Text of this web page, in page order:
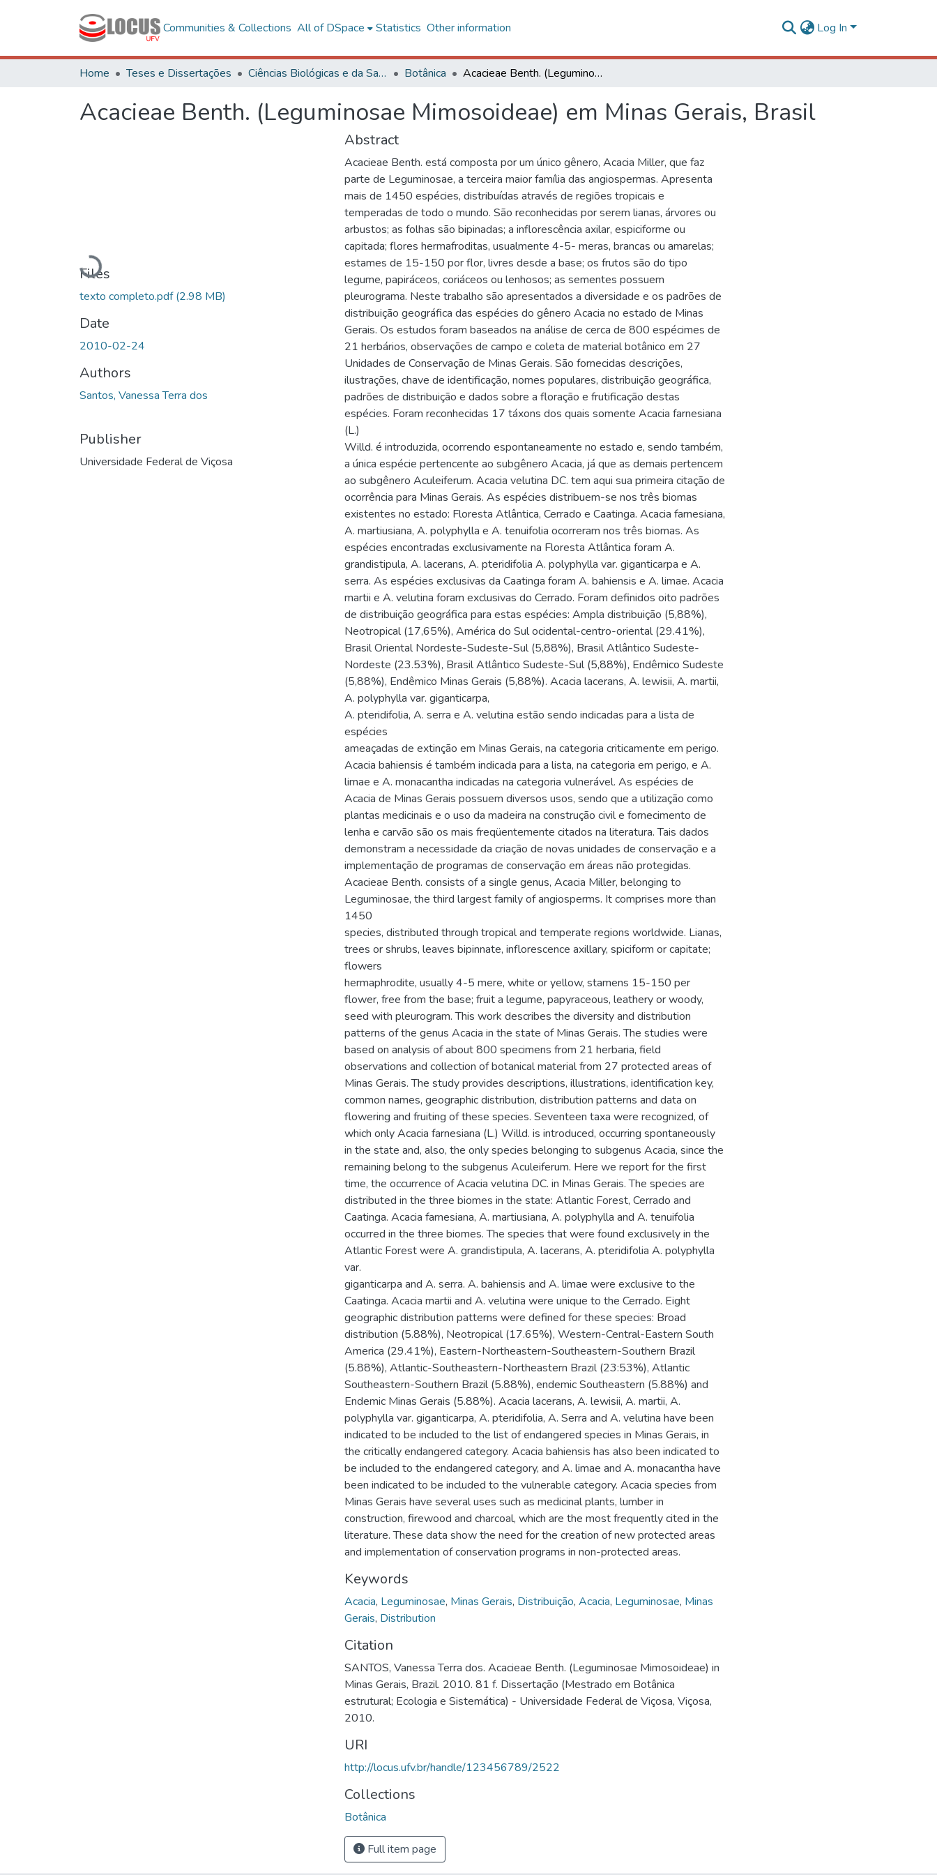
Communities & Collections All of DSpace Statistics Other information Log In
Home Teses e Dissertações Ciências Biológicas e da Saúde Botânica Acacieae Benth. (Leguminosae Mimosoideae) em Minas Gerais, Brasil
Acacieae Benth. (Leguminosae Mimosoideae) em Minas Gerais, Brasil
Loading...
Files
texto completo.pdf(2.98 MB)
Date
2010-02-24
Authors
Santos, Vanessa Terra dos
Publisher
Universidade Federal de Viçosa
Abstract
Acacieae Benth. está composta por um único gênero, Acacia Miller, que faz
parte de Leguminosae, a terceira maior família das angiospermas. Apresenta
mais de 1450 espécies, distribuídas através de regiões tropicais e
temperadas de todo o mundo. São reconhecidas por serem lianas, árvores ou
arbustos; as folhas são bipinadas; a inflorescência axilar, espiciforme ou
capitada; flores hermafroditas, usualmente 4-5- meras, brancas ou amarelas;
estames de 15-150 por flor, livres desde a base; os frutos são do tipo
legume, papiráceos, coriáceos ou lenhosos; as sementes possuem
pleurograma. Neste trabalho são apresentados a diversidade e os padrões de
distribuição geográfica das espécies do gênero Acacia no estado de Minas
Gerais. Os estudos foram baseados na análise de cerca de 800 espécimes de
21 herbários, observações de campo e coleta de material botânico em 27
Unidades de Conservação de Minas Gerais. São fornecidas descrições,
ilustrações, chave de identificação, nomes populares, distribuição geográfica,
padrões de distribuição e dados sobre a floração e frutificação destas
espécies. Foram reconhecidas 17 táxons dos quais somente Acacia farnesiana
(L.)
Willd. é introduzida, ocorrendo espontaneamente no estado e, sendo também,
a única espécie pertencente ao subgênero Acacia, já que as demais pertencem
ao subgênero Aculeiferum. Acacia velutina DC. tem aqui sua primeira citação de
ocorrência para Minas Gerais. As espécies distribuem-se nos três biomas
existentes no estado: Floresta Atlântica, Cerrado e Caatinga. Acacia farnesiana,
A. martiusiana, A. polyphylla e A. tenuifolia ocorreram nos três biomas. As
espécies encontradas exclusivamente na Floresta Atlântica foram A.
grandistipula, A. lacerans, A. pteridifolia A. polyphylla var. giganticarpa e A.
serra. As espécies exclusivas da Caatinga foram A. bahiensis e A. limae. Acacia
martii e A. velutina foram exclusivas do Cerrado. Foram definidos oito padrões
de distribuição geográfica para estas espécies: Ampla distribuição (5,88%),
Neotropical (17,65%), América do Sul ocidental-centro-oriental (29.41%),
Brasil Oriental Nordeste-Sudeste-Sul (5,88%), Brasil Atlântico Sudeste-
Nordeste (23.53%), Brasil Atlântico Sudeste-Sul (5,88%), Endêmico Sudeste
(5,88%), Endêmico Minas Gerais (5,88%). Acacia lacerans, A. lewisii, A. martii,
A. polyphylla var. giganticarpa,
A. pteridifolia, A. serra e A. velutina estão sendo indicadas para a lista de
espécies
ameaçadas de extinção em Minas Gerais, na categoria criticamente em perigo.
Acacia bahiensis é também indicada para a lista, na categoria em perigo, e A.
limae e A. monacantha indicadas na categoria vulnerável. As espécies de
Acacia de Minas Gerais possuem diversos usos, sendo que a utilização como
plantas medicinais e o uso da madeira na construção civil e fornecimento de
lenha e carvão são os mais freqüentemente citados na literatura. Tais dados
demonstram a necessidade da criação de novas unidades de conservação e a
implementação de programas de conservação em áreas não protegidas.
Acacieae Benth. consists of a single genus, Acacia Miller, belonging to
Leguminosae, the third largest family of angiosperms. It comprises more than
1450
species, distributed through tropical and temperate regions worldwide. Lianas,
trees or shrubs, leaves bipinnate, inflorescence axillary, spiciform or capitate;
flowers
hermaphrodite, usually 4-5 mere, white or yellow, stamens 15-150 per
flower, free from the base; fruit a legume, papyraceous, leathery or woody,
seed with pleurogram. This work describes the diversity and distribution
patterns of the genus Acacia in the state of Minas Gerais. The studies were
based on analysis of about 800 specimens from 21 herbaria, field
observations and collection of botanical material from 27 protected areas of
Minas Gerais. The study provides descriptions, illustrations, identification key,
common names, geographic distribution, distribution patterns and data on
flowering and fruiting of these species. Seventeen taxa were recognized, of
which only Acacia farnesiana (L.) Willd. is introduced, occurring spontaneously
in the state and, also, the only species belonging to subgenus Acacia, since the
remaining belong to the subgenus Aculeiferum. Here we report for the first
time, the occurrence of Acacia velutina DC. in Minas Gerais. The species are
distributed in the three biomes in the state: Atlantic Forest, Cerrado and
Caatinga. Acacia farnesiana, A. martiusiana, A. polyphylla and A. tenuifolia
occurred in the three biomes. The species that were found exclusively in the
Atlantic Forest were A. grandistipula, A. lacerans, A. pteridifolia A. polyphylla
var.
giganticarpa and A. serra. A. bahiensis and A. limae were exclusive to the
Caatinga. Acacia martii and A. velutina were unique to the Cerrado. Eight
geographic distribution patterns were defined for these species: Broad
distribution (5.88%), Neotropical (17.65%), Western-Central-Eastern South
America (29.41%), Eastern-Northeastern-Southeastern-Southern Brazil
(5.88%), Atlantic-Southeastern-Northeastern Brazil (23:53%), Atlantic
Southeastern-Southern Brazil (5.88%), endemic Southeastern (5.88%) and
Endemic Minas Gerais (5.88%). Acacia lacerans, A. lewisii, A. martii, A.
polyphylla var. giganticarpa, A. pteridifolia, A. Serra and A. velutina have been
indicated to be included to the list of endangered species in Minas Gerais, in
the critically endangered category. Acacia bahiensis has also been indicated to
be included to the endangered category, and A. limae and A. monacantha have
been indicated to be included to the vulnerable category. Acacia species from
Minas Gerais have several uses such as medicinal plants, lumber in
construction, firewood and charcoal, which are the most frequently cited in the
literature. These data show the need for the creation of new protected areas
and implementation of conservation programs in non-protected areas.
Keywords
Acacia, Leguminosae, Minas Gerais, Distribuição, Acacia, Leguminosae, Minas
Gerais, Distribution
Citation
SANTOS, Vanessa Terra dos. Acacieae Benth. (Leguminosae Mimosoideae) in
Minas Gerais, Brazil. 2010. 81 f. Dissertação (Mestrado em Botânica
estrutural; Ecologia e Sistemática) - Universidade Federal de Viçosa, Viçosa,
2010.
URI
http://locus.ufv.br/handle/123456789/2522
Collections
Botânica
Full item page